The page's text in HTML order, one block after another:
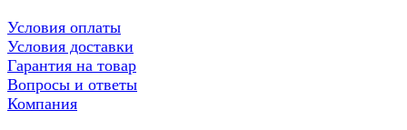
Условия оплаты
Условия доставки
Гарантия на товар
Вопросы и ответы
Компания